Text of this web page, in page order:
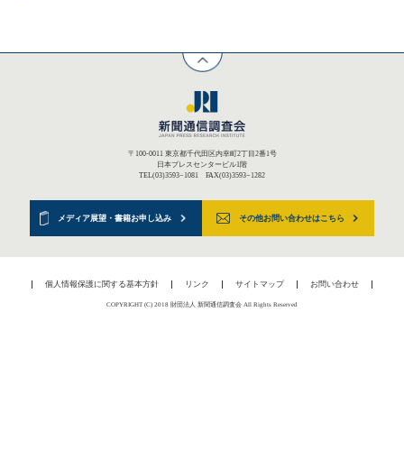
〒100-0011 東京都千代田区内幸町2丁目2番1号
日本プレスセンタービル1階
TEL(03)3593−1081 FAX(03)3593−1282
メディア展望・書籍お申し込み その他お問い合わせはこちら
個人情報保護に関する基本方針 リンク サイトマップ お問い合わせ
COPYRIGHT (C) 2018 財団法人 新聞通信調査会 All Rights Reserved